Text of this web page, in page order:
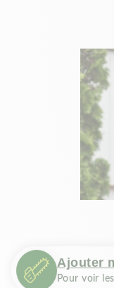
Ajouter
Pour voir